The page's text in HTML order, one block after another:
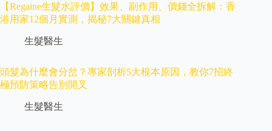
【Regaine生髮水評價】效果、副作用、價錢全拆解：香
港用家12個月實測，揭秘7大關鍵真相
生髮醫生
頭髮為什麼會分岔？專家剖析5大根本原因，教你7招終
極預防策略告別開叉
生髮醫生